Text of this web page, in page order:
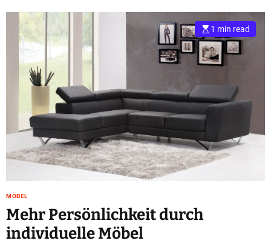
1 min read
MÖBEL
Mehr Persönlichkeit durch
individuelle Möbel